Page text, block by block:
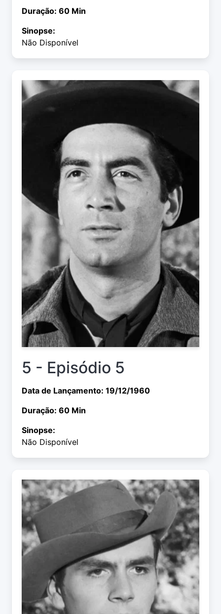
Duração: 60 Min
Sinopse:
Não Disponível
5 - Episódio 5
Data de Lançamento: 19/12/1960
Duração: 60 Min
Sinopse:
Não Disponível